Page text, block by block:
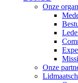
Onze
Onze